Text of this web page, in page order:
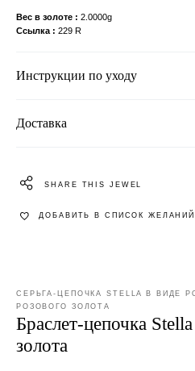
Вес в золоте
2.0000g
Ссылка
229 R
Инструкции по уходу
Доставка
SHARE THIS JEWEL
ДОБАВИТЬ В СПИСОК ЖЕЛАНИЙ
СЕРЬГА-ЦЕПОЧКА STELLA В ВИДЕ
РОЗОВОГО ЗОЛОТА
Браслет-цепочка
золота